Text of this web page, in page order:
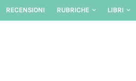
Skip
RECENSIONI RUBRICHE LIBRI